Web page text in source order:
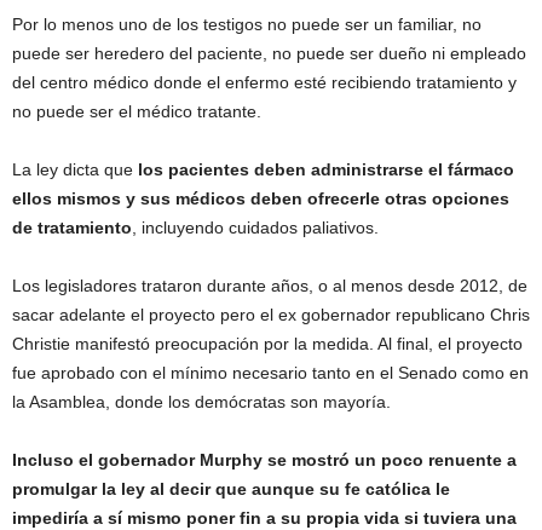
Por lo menos uno de los testigos no puede ser un familiar, no
puede ser heredero del paciente, no puede ser dueño ni empleado
del centro médico donde el enfermo esté recibiendo tratamiento y
no puede ser el médico tratante.
La ley dicta que los pacientes deben administrarse el fármaco
ellos mismos y sus médicos deben ofrecerle otras opciones
de tratamiento , incluyendo cuidados paliativos.
Los legisladores trataron durante años, o al menos desde 2012, de
sacar adelante el proyecto pero el ex gobernador republicano Chris
Christie manifestó preocupación por la medida. Al final, el proyecto
fue aprobado con el mínimo necesario tanto en el Senado como en
la Asamblea, donde los demócratas son mayoría.
Incluso el gobernador Murphy se mostró un poco renuente a
promulgar la ley al decir que aunque su fe católica le
impediría a sí mismo poner fin a su propia vida si tuviera una